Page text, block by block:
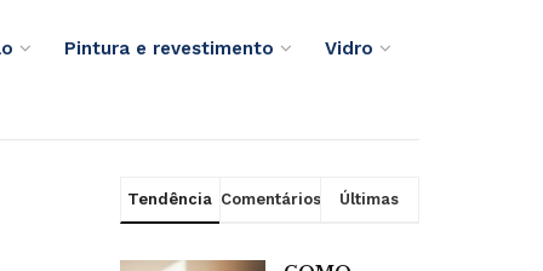
Pintura e revestimento Vidro
Tendência Comentários Últimas